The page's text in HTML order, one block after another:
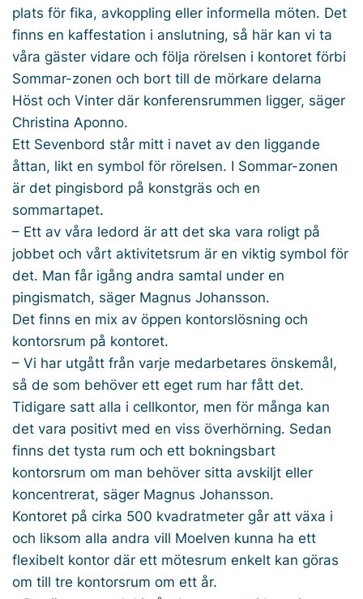
plats för fika, avkoppling eller informella möten. Det
finns en kaffestation i anslutning, så här kan vi ta
våra gäster vidare och följa rörelsen i kontoret förbi
Sommar-zonen och bort till de mörkare delarna
Höst och Vinter där konferensrummen ligger, säger
Christina Aponno.
Ett Sevenbord står mitt i navet av den liggande
åttan, likt en symbol för rörelsen. I Sommar-zonen
är det pingisbord på konstgräs och en
sommartapet.
– Ett av våra ledord är att det ska vara roligt på
jobbet och vårt aktivitetsrum är en viktig symbol för
det. Man får igång andra samtal under en
pingismatch, säger Magnus Johansson.
Det finns en mix av öppen kontorslösning och
kontorsrum på kontoret.
– Vi har utgått från varje medarbetares önskemål,
så de som behöver ett eget rum har fått det.
Tidigare satt alla i cellkontor, men för många kan
det vara positivt med en viss överhörning. Sedan
finns det tysta rum och ett bokningsbart
kontorsrum om man behöver sitta avskiljt eller
koncentrerat, säger Magnus Johansson.
Kontoret på cirka 500 kvadratmeter går att växa i
och liksom alla andra vill Moelven kunna ha ett
flexibelt kontor där ett mötesrum enkelt kan göras
om till tre kontorsrum om ett år.